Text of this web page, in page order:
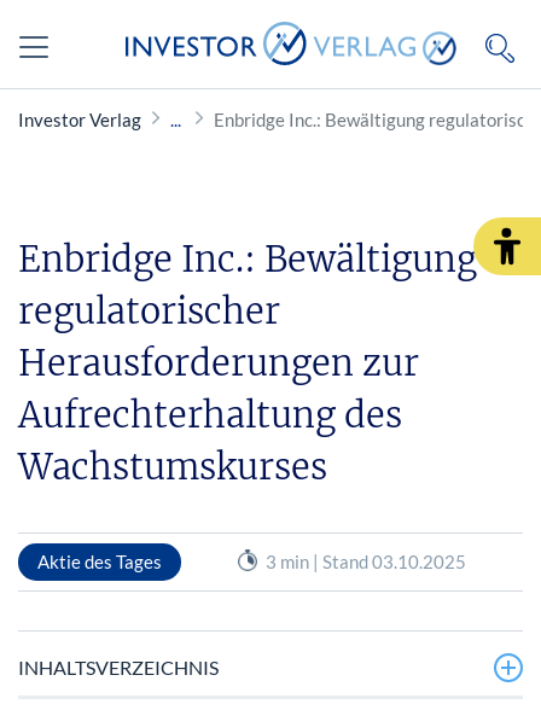
Investor Verlag Enbridge Inc.: Bewältigung
Enbridge Inc.: Bewältigung
regulatorischer
Herausforderungen zur
Aufrechterhaltung des
Wachstumskurses
Aktie des Tages 3 min | Stand 03.10.2025
INHALTSVERZEICHNIS